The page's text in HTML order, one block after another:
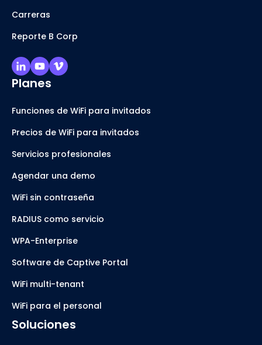
Carreras
Reporte B Corp
Planes
Funciones de WiFi para invitados
Precios de WiFi para invitados
Servicios profesionales
Agendar una demo
WiFi sin contraseña
RADIUS como servicio
WPA-Enterprise
Software de Captive Portal
WiFi multi-tenant
WiFi para el personal
Soluciones